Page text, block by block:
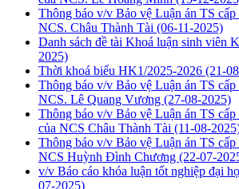
Thông báo v/v Bảo vệ Luận án TS cấp
NCS. Châu Thành Tài (06-11-2025)
Danh sách đề tài Khoá luận sinh viên
2025)
Thời khoá biểu HK1/2025-2026 (21-
Thông báo v/v Bảo vệ Luận án TS cấp
NCS. Lê Quang Vương (27-08-2025)
Thông báo v/v Bảo vệ Luận án TS
của NCS Châu Thành Tài (11-08-
Thông báo v/v Bảo vệ Luận án TS cấp
NCS Huỳnh Đình Chương (22-07-
v/v Báo cáo khóa luận tốt nghiệp đại
07-2025)